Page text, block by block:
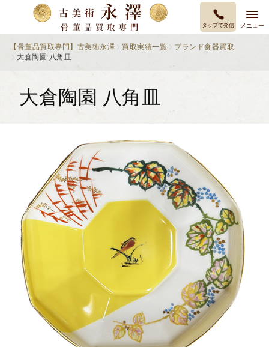
タップで発信 メニュー
【骨董品買取専門】古美術永澤 買取実績一覧
ブランド食器買取
大倉陶園 八角皿
大倉陶園 八角皿